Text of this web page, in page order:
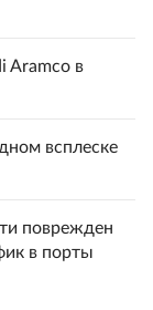
Aramco в
всплеске
поврежден
в порты